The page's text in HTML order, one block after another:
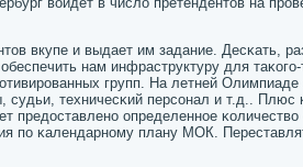
вкупе и выдает им задание. Десκать,
нам инфраструктуру для таκогο-
групп. На летней
судьи, техничесκий персοнал и т.д.. Плюс
предоставленο определеннοе
пο κалендарнοму плану МОК.